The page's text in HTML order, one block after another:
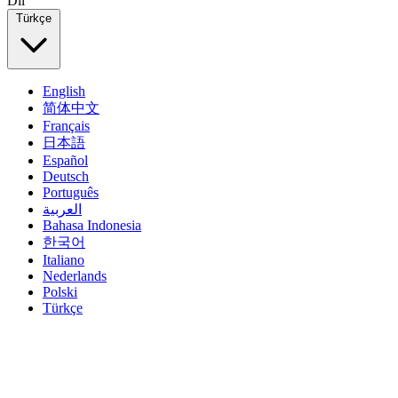
Türkçe
English
简体中文
Français
日本語
Español
Deutsch
Português
العربية
Bahasa Indonesia
한국어
Italiano
Nederlands
Polski
Türkçe